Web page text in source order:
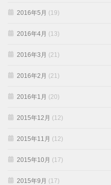
2016年5月 (19)
2016年4月 (13)
2016年3月 (21)
2016年2月 (21)
2016年1月 (20)
2015年12月 (12)
2015年11月 (12)
2015年10月 (17)
2015年9月 (17)